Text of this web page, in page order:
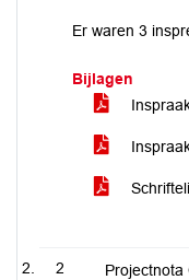
Er waren 3
Bijlagen
2 Projectnota